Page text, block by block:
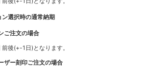
ン選択時の通常納期
ご注文の場合
前後(+-1日)となります。
ザー刻印ご注文の場合